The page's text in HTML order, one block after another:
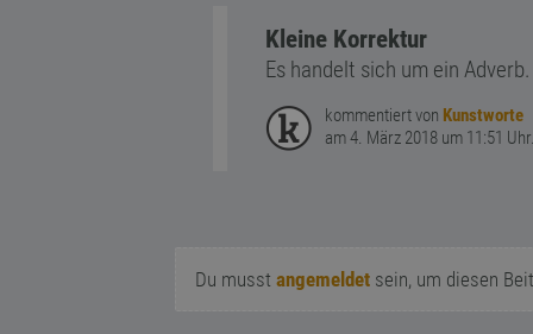
Kleine Korrektur
Es handelt sich um ein Adverb.
kommentiert von Kunstworte
am 4. März 2018 um 11:51 Uhr.
Du musst angemeldet sein, um diesen